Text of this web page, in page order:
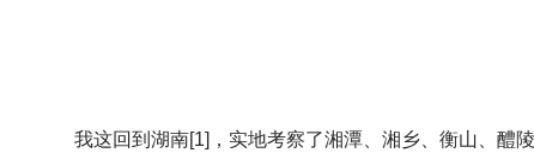
我这回到湖南[1]，实地考察了湘潭、湘乡、衡山、醴